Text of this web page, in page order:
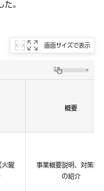
た。
画面サイズで表示
概要
曜
事業概要説明、対策事
の紹介